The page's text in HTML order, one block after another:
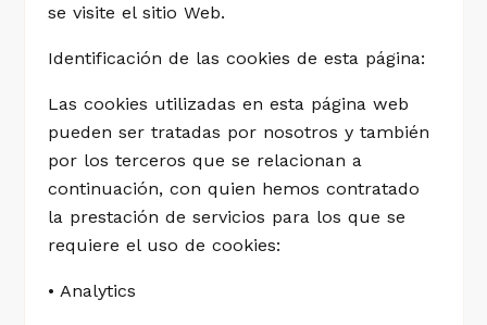
se visite el sitio Web.
Identificación de las cookies de esta página:
Las cookies utilizadas en esta página web
pueden ser tratadas por nosotros y también
por los terceros que se relacionan a
continuación, con quien hemos contratado
la prestación de servicios para los que se
requiere el uso de cookies:
• Analytics